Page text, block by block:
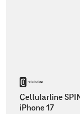
Cellularline
iPhone 17